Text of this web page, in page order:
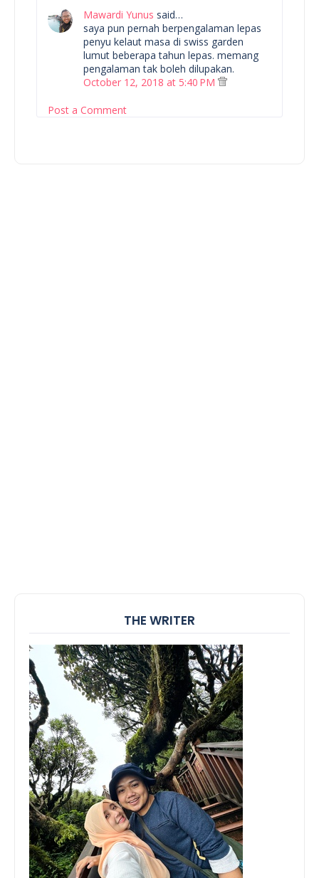
Mawardi Yunus said…
saya pun pernah berpengalaman lepas
penyu kelaut masa di swiss garden
lumut beberapa tahun lepas. memang
pengalaman tak boleh dilupakan.
October 12, 2018 at 5:40 PM
Post a Comment
THE WRITER